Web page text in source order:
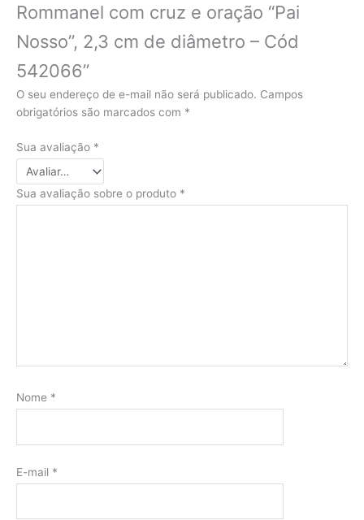
Rommanel com cruz e oração “Pai
Nosso”, 2,3 cm de diâmetro – Cód
542066”
O seu endereço de e-mail não será publicado. Campos
obrigatórios são marcados com *
Sua avaliação *
Sua avaliação sobre o produto *
Nome *
E-mail *